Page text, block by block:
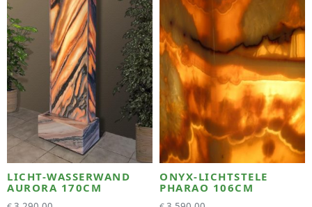
LICHT-WASSERWAND
AURORA 170CM
ONYX-LICHTSTELE
PHARAO 106CM